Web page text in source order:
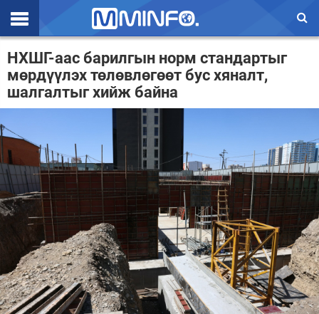
Эхлэл
Цаг агаар
Валют ханш
Улс төр
Эдийн засаг
Үзэл бодол
Спорт
Нийгэм
Дэлхий
НХШГ-аас барилгын норм стандартыг
мөрдүүлэх төлөвлөгөөт бус хяналт,
шалгалтыг хийж байна